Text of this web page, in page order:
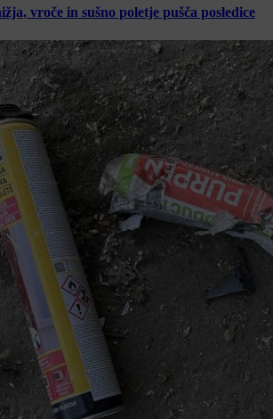
vroče in sušno poletje pušča posledice